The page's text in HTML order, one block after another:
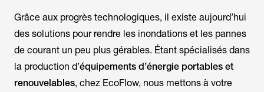
Grâce aux progrès technologiques, il existe aujourd’hui
des solutions pour rendre les inondations et les pannes
de courant un peu plus gérables. Étant spécialisés dans
la production d’équipements d’énergie portables et
renouvelables, chez EcoFlow, nous mettons à votre